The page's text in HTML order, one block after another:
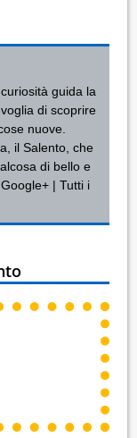
guida la
di scoprire
nuove.
il Salento, che
di bello e
Google+ |Tutti i